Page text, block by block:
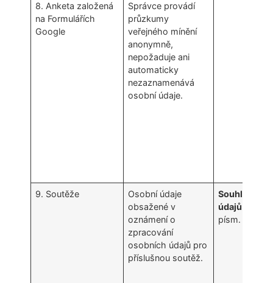
8. Anketa založená
na Formulářích
Google
Správce provádí
průzkumy
veřejného mínění
anonymně,
nepožaduje ani
automaticky
nezaznamenává
osobní údaje.
9. Soutěže
Osobní údaje
obsažené v
oznámení o
zpracování
osobních údajů pro
příslušnou soutěž.
Souhlas
údajů
písm. a)